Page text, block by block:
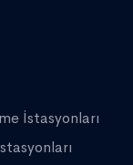
İstasyonları